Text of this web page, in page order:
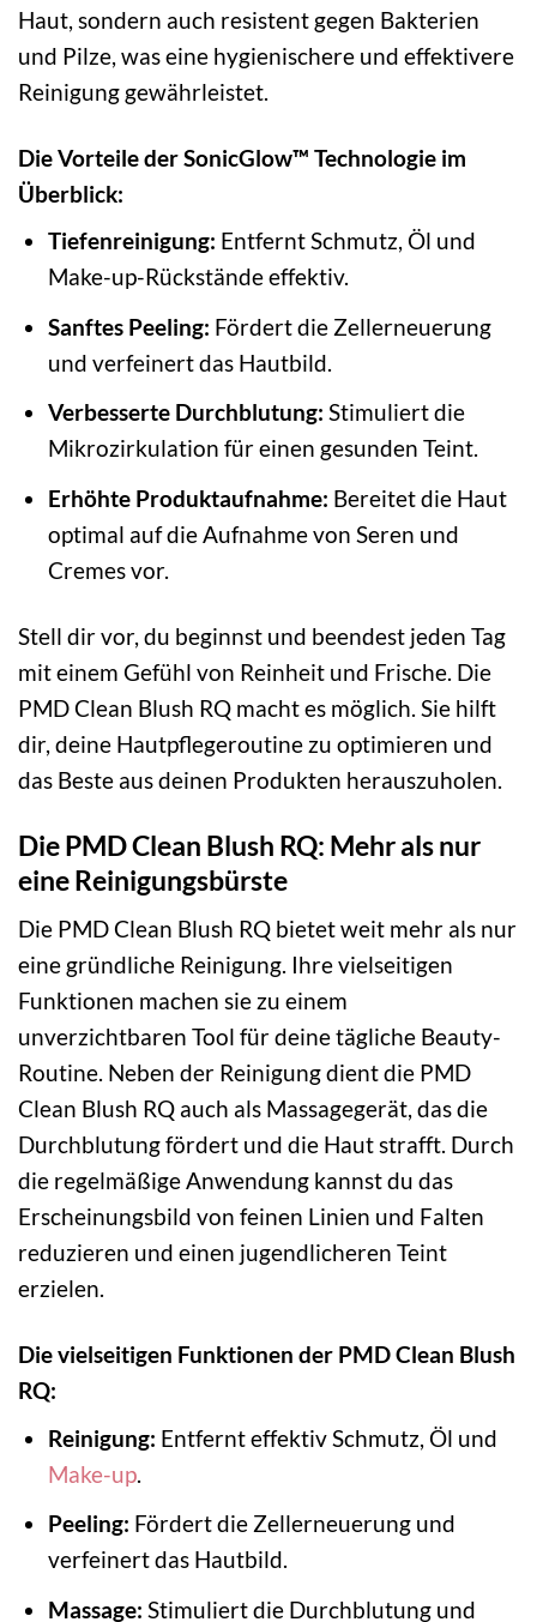
Haut, sondern auch resistent gegen Bakterien
und Pilze, was eine hygienischere und effektivere
Reinigung gewährleistet.
Die Vorteile der SonicGlow™ Technologie im
Überblick:
Tiefenreinigung: Entfernt Schmutz, Öl und
Make-up-Rückstände effektiv.
Sanftes Peeling: Fördert die Zellerneuerung
und verfeinert das Hautbild.
Verbesserte Durchblutung: Stimuliert die
Mikrozirkulation für einen gesunden Teint.
Erhöhte Produktaufnahme: Bereitet die Haut
optimal auf die Aufnahme von Seren und
Cremes vor.
Stell dir vor, du beginnst und beendest jeden Tag
mit einem Gefühl von Reinheit und Frische. Die
PMD Clean Blush RQ macht es möglich. Sie hilft
dir, deine Hautpflegeroutine zu optimieren und
das Beste aus deinen Produkten herauszuholen.
Die PMD Clean Blush RQ: Mehr als nur
eine Reinigungsbürste
Die PMD Clean Blush RQ bietet weit mehr als nur
eine gründliche Reinigung. Ihre vielseitigen
Funktionen machen sie zu einem
unverzichtbaren Tool für deine tägliche Beauty-
Routine. Neben der Reinigung dient die PMD
Clean Blush RQ auch als Massagegerät, das die
Durchblutung fördert und die Haut strafft. Durch
die regelmäßige Anwendung kannst du das
Erscheinungsbild von feinen Linien und Falten
reduzieren und einen jugendlicheren Teint
erzielen.
Die vielseitigen Funktionen der PMD Clean Blush
RQ:
Reinigung: Entfernt effektiv Schmutz, Öl und
Make-up.
Peeling: Fördert die Zellerneuerung und
verfeinert das Hautbild.
Massage: Stimuliert die Durchblutung und